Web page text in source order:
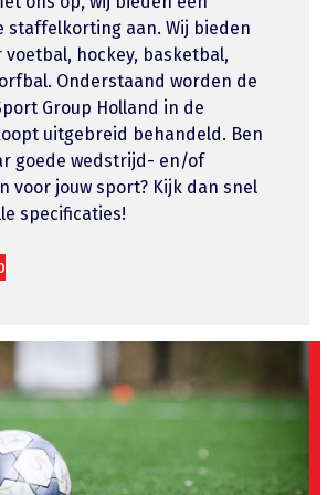
staffelkorting aan. Wij bieden
voetbal, hockey, basketbal,
Onderstaand worden de
Group Holland in de
uitgebreid behandeld. Ben
goede wedstrijd- en/of
voor jouw sport? Kijk dan snel
specificaties!